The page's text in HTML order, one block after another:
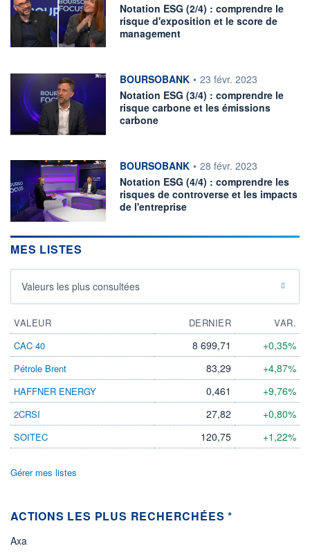
Notation ESG (2/4) : comprendre le
risque d'exposition et le score de
management
information fournie par
BOURSOBANK • 23 févr. 2023
Notation ESG (3/4) : comprendre le
risque carbone et les émissions
carbone
information fournie par
BOURSOBANK • 28 févr. 2023
Notation ESG (4/4) : comprendre les
risques de controverse et les impacts
de l'entreprise
MES LISTES
Valeurs les plus consultées
VALEUR DERNIER
VAR.
CAC 40
8 699,71 +0,35%
Pétrole Brent 83,29 +4,87%
HAFFNER ENERGY 0,461 +9,76%
2CRSI 27,82 +0,80%
SOITEC 120,75 +1,22%
Gérer mes listes
ACTIONS LES PLUS RECHERCHÉES *
Axa